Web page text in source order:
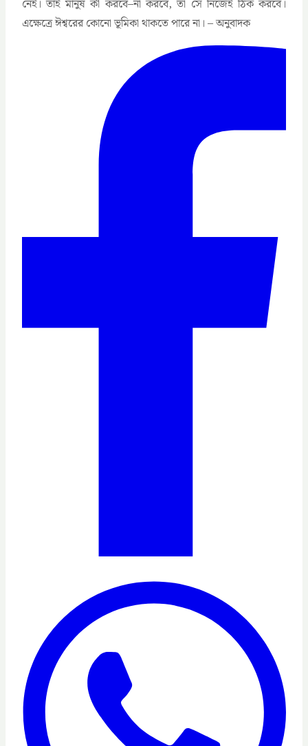
নেই। তাই মানুষ কী করবে–না করবে, তা সে নিজেই ঠিক করবে।
এক্ষেত্রে ঈশ্বরের কোনো ভূমিকা থাকতে পারে না। – অনুবাদক